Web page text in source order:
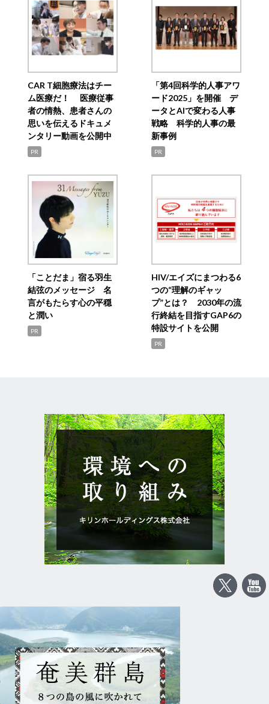
CAR T細胞療法はチー
ム医療だ！ 医療従事
者の情熱、患者さんの
思いを伝えるドキュメ
ンタリー動画を公開中
PR
「第4回科学的人事アワ
ード2025」を開催 デ
ータとAIで変わる人事
戦略 科学的人事の最
新事例
PR
「ことだま」宿る羽生
結弦のメッセージ 名
言がもたらす心の平穏
と潤い
PR
HIV/エイズにまつわる6
つの“理解のギャッ
プ”とは？ 2030年の流
行終結を目指すGAP6の
特設サイトを公開
PR